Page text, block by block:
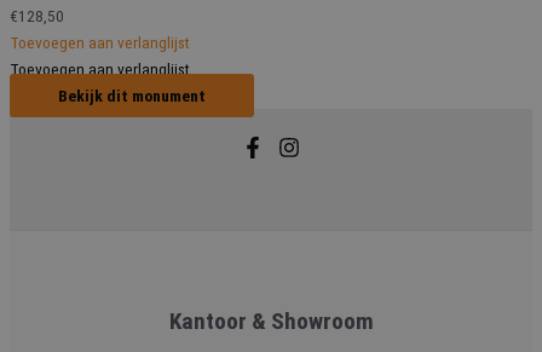
€128,50
Toevoegen aan verlanglijst
Toevoegen aan verlanglijst
Bekijk dit monument
Kantoor & Showroom